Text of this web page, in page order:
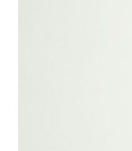
• сохранение
• отлично